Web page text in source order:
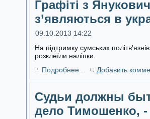
Графіті з
з’являються в
09.10.2013 14:22
На підтримку сумських
розклеїли наліпки.
Подробнее...
Добавить
Судьи должны
дело Тимошенко, -